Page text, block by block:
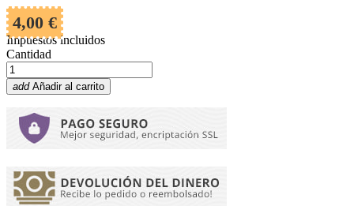
4,00 €
Impuestos incluidos
Cantidad
add Añadir al carrito